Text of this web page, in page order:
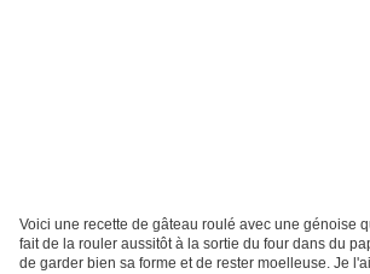
Voici une recette de gâteau roulé avec une génoise
fait de la rouler aussitôt à la sortie du four dans du
de garder bien sa forme et de rester moelleuse. Je